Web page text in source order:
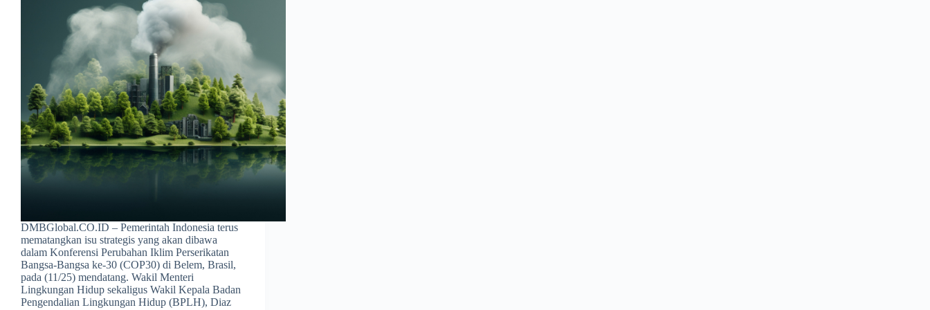
DMBGlobal.CO.ID – Pemerintah Indonesia terus
mematangkan isu strategis yang akan dibawa
dalam Konferensi Perubahan Iklim Perserikatan
Bangsa-Bangsa ke-30 (COP30) di Belem, Brasil,
pada (11/25) mendatang. Wakil Menteri
Lingkungan Hidup sekaligus Wakil Kepala Badan
Pengendalian Lingkungan Hidup (BPLH), Diaz